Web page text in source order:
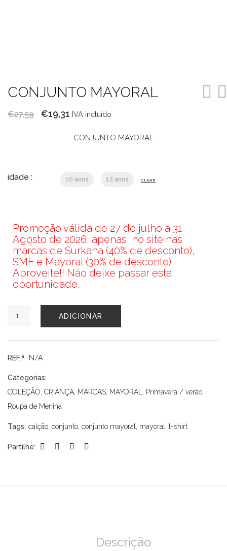
CONJUNTO MAYORAL
€27,59
O
€19,31 O
atual
IVA incluído
CONJUNTO MAYORAL
idade : 10 anos 12 anos CLEAR
Promoção válida de 27 de julho a 31
Agosto de 2026, apenas, no site nas
marcas de Surkana (40% de desconto),
SMF e Mayoral (30% de desconto).
Aproveite!! Não deixe passar esta
oportunidade.
de
MAYORAL
ADICIONAR
REF.ª N/A
Categorias:
COLEÇÃO, CRIANÇA, MARCAS, MAYORAL, Primavera / verão,
Roupa de Menina
Tags: calção, conjunto, conjunto mayoral , mayoral , t-shirt
Partilhe:
Descrição